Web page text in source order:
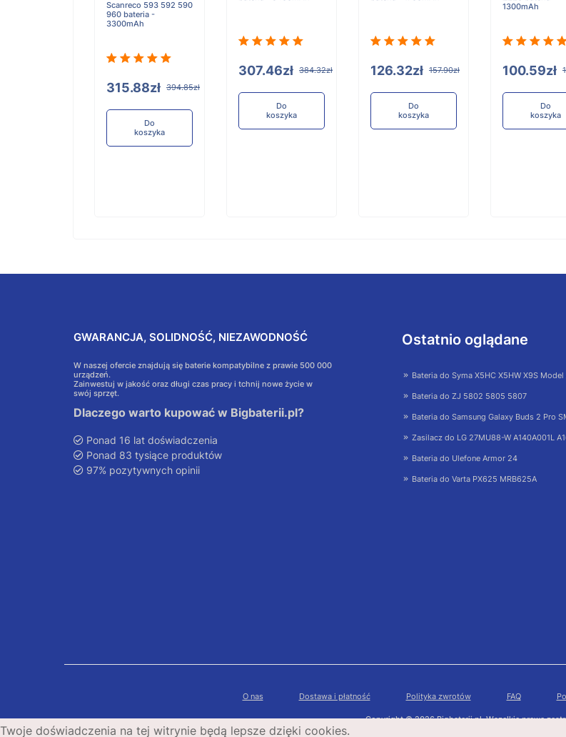
Scanreco 593 592 590
960 bateria -
3300mAh
315.88zł 394.85zł
Do
koszyka
307.46zł 384.32zł
Do
koszyka
126.32zł 157.90zł
Do
koszyka
1300mAh
100.59zł
Do
koszyka
GWARANCJA, SOLIDNOŚĆ, NIEZAWODNOŚĆ
W naszej ofercie znajdują się baterie kompatybilne z prawie 500 000
urządzeń.
Zainwestuj w jakość oraz długi czas pracy i tchnij nowe życie w
swój sprzęt.
Dlaczego warto kupować w Bigbaterii.pl?
Ponad 16 lat doświadczenia
Ponad 83 tysiące produktów
97% pozytywnych opinii
Ostatnio oglądane
Bateria do Syma X5HC X5HW X9S Model
Bateria do ZJ 5802 5805 5807
Bateria do Samsung Galaxy Buds 2 Pro
Zasilacz do LG 27MU88-W A140A001L
Bateria do Ulefone Armor 24
Bateria do Varta PX625 MRB625A
O nas Dostawa i płatność Polityka zwrotów FAQ
Copyright © 2026 Bigbaterii.pl. Wszelkie prawa
Twoje doświadczenia na tej witrynie będą lepsze dzięki cookies.